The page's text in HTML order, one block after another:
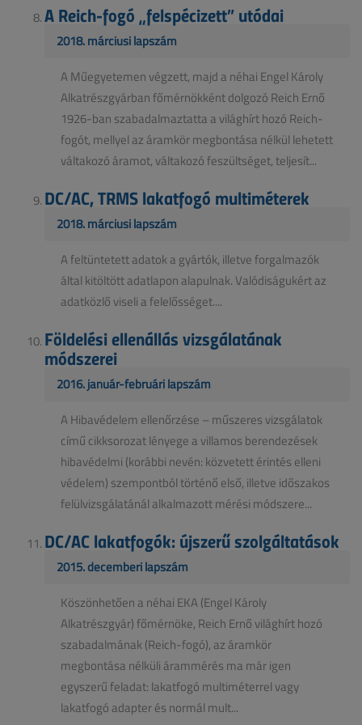
A Reich-fogó „felspécizett” utódai
2018. márciusi lapszám
A Műegyetemen végzett, majd a néhai Engel Károly
Alkatrészgyárban főmérnökként dolgozó Reich Ernő
1926-ban szabadalmaztatta a világhírt hozó Reich-
fogót, mellyel az áramkör megbontása nélkül lehetett
váltakozó áramot, váltakozó feszültséget, teljesít...
DC/AC, TRMS lakatfogó multiméterek
2018. márciusi lapszám
A feltüntetett adatok a gyártók, illetve forgalmazók
által kitöltött adatlapon alapulnak. Valódiságukért az
adatközlő viseli a felelősséget....
Földelési ellenállás vizsgálatának
módszerei
2016. január-februári lapszám
A Hibavédelem ellenőrzése – műszeres vizsgálatok
című cikksorozat lényege a villamos berendezések
hibavédelmi (korábbi nevén: közvetett érintés elleni
védelem) szempontból történő első, illetve időszakos
felülvizsgálatánál alkalmazott mérési módszere...
DC/AC lakatfogók: újszerű szolgáltatások
2015. decemberi lapszám
Köszönhetően a néhai EKA (Engel Károly
Alkatrészgyár) főmérnöke, Reich Ernő világhírt hozó
szabadalmának (Reich-fogó), az áramkör
megbontása nélküli árammérés ma már igen
egyszerű feladat: lakatfogó multiméterrel vagy
lakatfogó adapter és normál mult...